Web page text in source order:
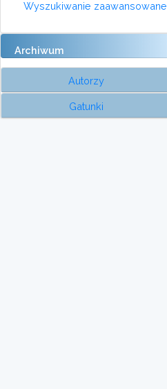
Wyszukiwanie zaawansowane
Archiwum
Autorzy
Gatunki